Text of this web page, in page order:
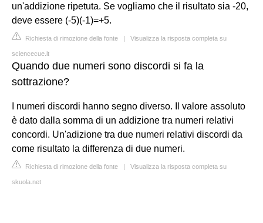
un'addizione ripetuta. Se vogliamo che il risultato sia -20,
deve essere (-5)(-1)=+5.
Richiesta di rimozione della fonte | Visualizza la risposta completa su
sciencecue.it
Quando due numeri sono discordi si fa la
sottrazione?
I numeri discordi hanno segno diverso. Il valore assoluto
è dato dalla somma di un addizione tra numeri relativi
concordi. Un'adizione tra due numeri relativi discordi da
come risultato la differenza di due numeri.
Richiesta di rimozione della fonte | Visualizza la risposta completa su
skuola.net